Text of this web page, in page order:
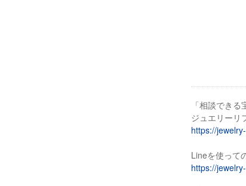
「相談できる
ジュエリーリ
https://
Lineを使って
https://